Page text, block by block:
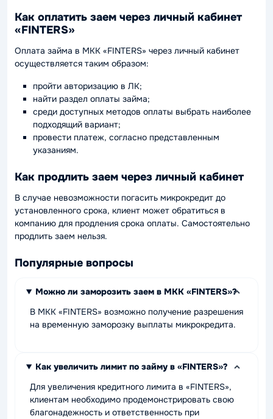
Как оплатить заем через личный кабинет
«FINTERS»
Оплата займа в МКК «FINTERS» через личный кабинет
осуществляется таким образом:
пройти авторизацию в ЛК;
найти раздел оплаты займа;
среди доступных методов оплаты выбрать наиболее
подходящий вариант;
провести платеж, согласно представленным
указаниям.
Как продлить заем через личный кабинет
В случае невозможности погасить микрокредит до
установленного срока, клиент может обратиться в
компанию для продления срока оплаты. Самостоятельно
продлить заем нельзя.
Популярные вопросы
Можно ли заморозить заем в МКК «FINTERS»?
В МКК «FINTERS» возможно получение разрешения
на временную заморозку выплаты микрокредита.
Как увеличить лимит по займу в «FINTERS»?
Для увеличения кредитного лимита в «FINTERS»,
клиентам необходимо продемонстрировать свою
благонадежность и ответственность при